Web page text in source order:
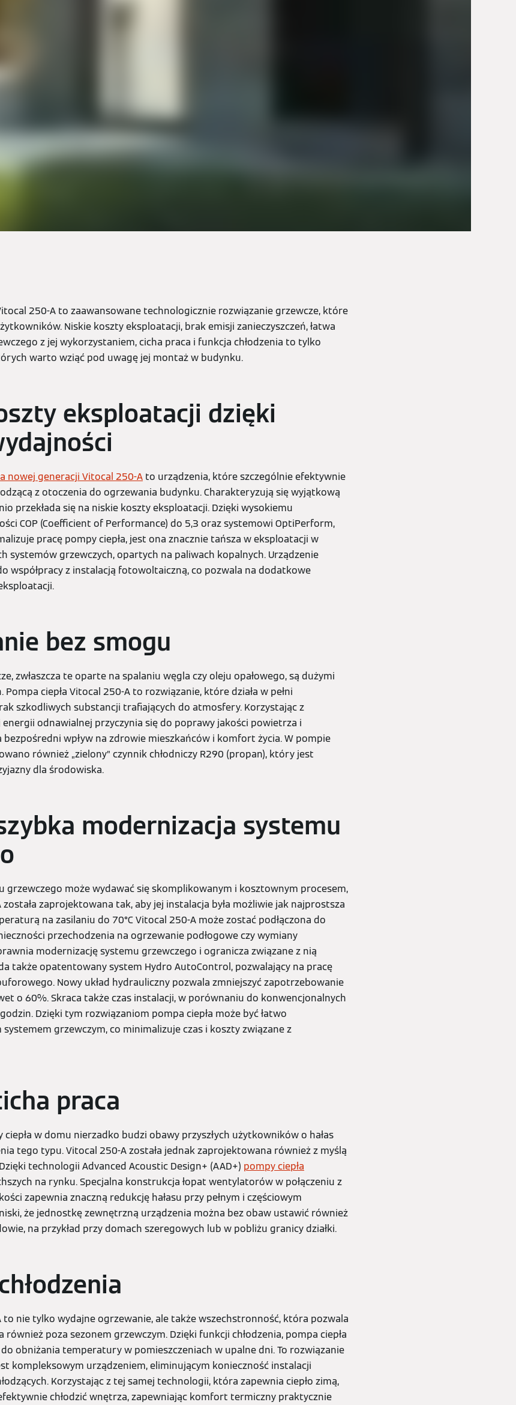
250-A to zaawansowane technologicznie rozwiązanie grzewcze, które
Niskie koszty eksploatacji, brak emisji zanieczyszczeń, łatwa
z jej wykorzystaniem, cicha praca i funkcja chłodzenia to tylko
warto wziąć pod uwagę jej montaż w budynku.
eksploatacji dzięki
nowej generacji Vitocal 250-A to urządzenia, które szczególnie efektywnie
z otoczenia do ogrzewania budynku. Charakteryzują się wyjątkową
przekłada się na niskie koszty eksploatacji. Dzięki wysokiemu
COP (Coefficient of Performance) do 5,3 oraz systemowi OptiPerform,
pracę pompy ciepła, jest ona znacznie tańsza w eksploatacji w
systemów grzewczych, opartych na paliwach kopalnych. Urządzenie
współpracy z instalacją fotowoltaiczną, co pozwala na dodatkowe
bez smogu
zwłaszcza te oparte na spalaniu węgla czy oleju opałowego, są dużymi
ciepła Vitocal 250-A to rozwiązanie, które działa w pełni
szkodliwych substancji trafiających do atmosfery. Korzystając z
odnawialnej przyczynia się do poprawy jakości powietrza i
wpływ na zdrowie mieszkańców i komfort życia. W pompie
również „zielony” czynnik chłodniczy R290 (propan), który jest
dla środowiska.
modernizacja systemu
grzewczego może wydawać się skomplikowanym i kosztownym procesem,
została zaprojektowana tak, aby jej instalacja była możliwie jak najprostsza
na zasilaniu do 70°C Vitocal 250-A może zostać podłączona do
przechodzenia na ogrzewanie podłogowe czy wymiany
modernizację systemu grzewczego i ogranicza związane z nią
także opatentowany system Hydro AutoControl, pozwalający na pracę
Nowy układ hydrauliczny pozwala zmniejszyć zapotrzebowanie
o 60%. Skraca także czas instalacji, w porównaniu do konwencjonalnych
Dzięki tym rozwiązaniom pompa ciepła może być łatwo
grzewczym, co minimalizuje czas i koszty związane z
praca
w domu nierzadko budzi obawy przyszłych użytkowników o hałas
tego typu. Vitocal 250-A została jednak zaprojektowana również z myślą
technologii Advanced Acoustic Design+ (AAD+) pompy ciepła
na rynku. Specjalna konstrukcja łopat wentylatorów w połączeniu z
zapewnia znaczną redukcję hałasu przy pełnym i częściowym
że jednostkę zewnętrzną urządzenia można bez obaw ustawić również
na przykład przy domach szeregowych lub w pobliżu granicy działki.
to nie tylko wydajne ogrzewanie, ale także wszechstronność, która pozwala
poza sezonem grzewczym. Dzięki funkcji chłodzenia, pompa ciepła
obniżania temperatury w pomieszczeniach w upalne dni. To rozwiązanie
kompleksowym urządzeniem, eliminującym konieczność instalacji
Korzystając z tej samej technologii, która zapewnia ciepło zimą,
chłodzić wnętrza, zapewniając komfort termiczny praktycznie